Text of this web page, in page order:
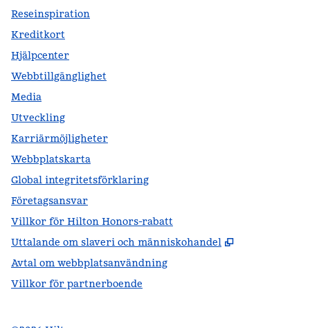
Reseinspiration
Kreditkort
Hjälpcenter
Webbtillgänglighet
Media
Utveckling
Karriärmöjligheter
Webbplatskarta
Global integritetsförklaring
Företagsansvar
Villkor för Hilton Honors-rabatt
Uttalande om slaveri och människohandel
,
Avtal om webbplatsanvändning
Villkor för partnerboende